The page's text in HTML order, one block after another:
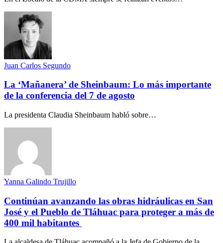
Juan Carlos Segundo
La ‘Mañanera’ de Sheinbaum: Lo más importante
de la conferencia del 7 de agosto
La presidenta Claudia Sheinbaum habló sobre…
Yanna Galindo Trujillo
Continúan avanzando las obras hidráulicas en San
José y el Pueblo de Tláhuac para proteger a más de
400 mil habitantes